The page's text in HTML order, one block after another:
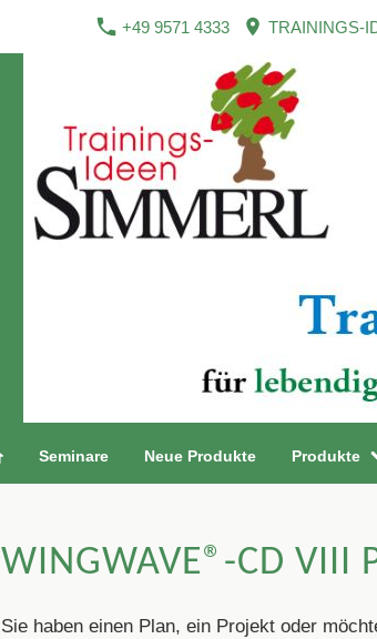
+49 9571 4333 TRAININGS-
Seminare Neue Produkte Produkte
WINGWAVE®-CD VIII
Sie haben einen Plan, ein Projekt oder